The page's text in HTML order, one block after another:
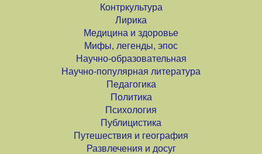
Контркультура
Лирика
Медицина и здоровье
Мифы, легенды, эпос
Научно-образовательная
Научно-популярная литература
Педагогика
Политика
Психология
Публицистика
Путешествия и география
Развлечения и досуг